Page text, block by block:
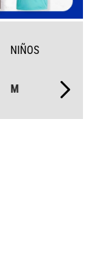
NIÑOS
M